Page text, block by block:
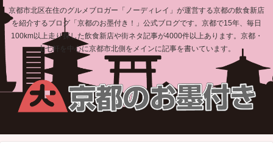
京都市北区在住のグルメブロガー「ノーディレイ」が運営する京都の飲食新店
を紹介するブログ「京都のお墨付き！」公式ブログです。京都で15年、毎日
100km以上走り探した飲食新店や街ネタ記事が4000件以上あります。京都・
上七軒を中心に京都市北側をメインに記事を書いています。